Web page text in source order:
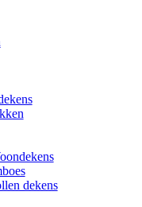
dekens